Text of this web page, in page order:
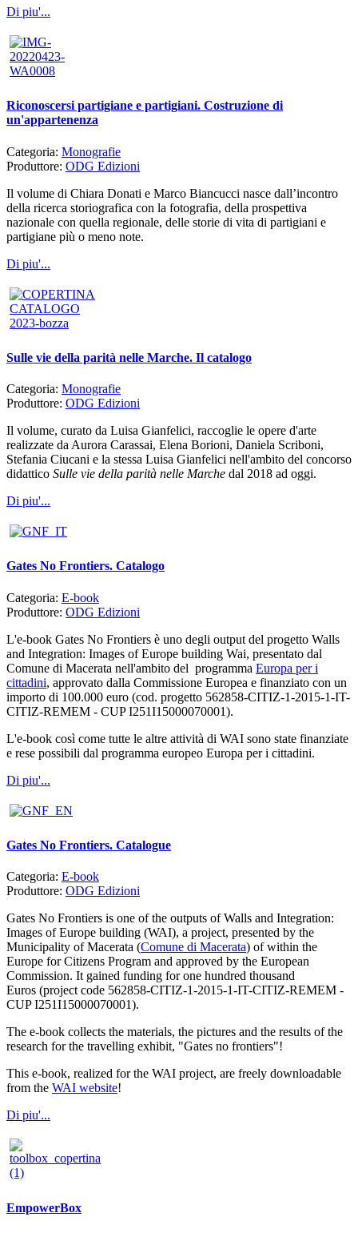
Di piu'...
Riconoscersi partigiane e partigiani. Costruzione di
un'appartenenza
Categoria: Monografie
Produttore: ODG Edizioni
Il volume di Chiara Donati e Marco Biancucci nasce dall’incontro
della ricerca storiografica con la fotografia, della prospettiva
nazionale con quella regionale, delle storie di vita di partigiani e
partigiane più o meno note.
Di piu'...
Sulle vie della parità nelle Marche. Il catalogo
Categoria: Monografie
Produttore: ODG Edizioni
Il volume, curato da Luisa Gianfelici, raccoglie le opere d'arte
realizzate da Aurora Carassai, Elena Borioni, Daniela Scriboni,
Stefania Ciucani e la stessa Luisa Gianfelici nell'ambito del concorso
didattico Sulle vie della parità nelle Marche dal 2018 ad oggi.
Di piu'...
Gates No Frontiers. Catalogo
Categoria: E-book
Produttore: ODG Edizioni
L'e-book Gates No Frontiers è uno degli output del progetto Walls
and Integration: Images of Europe building Wai, presentato dal
Comune di Macerata nell'ambito del programma Europa per i
cittadini, approvato dalla Commissione Europea e finanziato con un
importo di 100.000 euro (cod. progetto 562858-CITIZ-1-2015-1-IT-
CITIZ-REMEM - CUP I251I15000070001).
L'e-book così come tutte le altre attività di WAI sono state finanziate
e rese possibili dal programma europeo Europa per i cittadini.
Di piu'...
Gates No Frontiers. Catalogue
Categoria: E-book
Produttore: ODG Edizioni
Gates No Frontiers is one of the outputs of Walls and Integration:
Images of Europe building (WAI), a project, presented by the
Municipality of Macerata (Comune di Macerata) of within the
Europe for Citizens Program and approved by the European
Commission. It gained funding for one hundred thousand
Euros (project code 562858-CITIZ-1-2015-1-IT-CITIZ-REMEM -
CUP I251I15000070001).
The e-book collects the materials, the pictures and the results of the
research for the travelling exhibit, "Gates no frontiers"!
This e-book, realized for the WAI project, are freely downloadable
from the WAI website!
Di piu'...
EmpowerBox